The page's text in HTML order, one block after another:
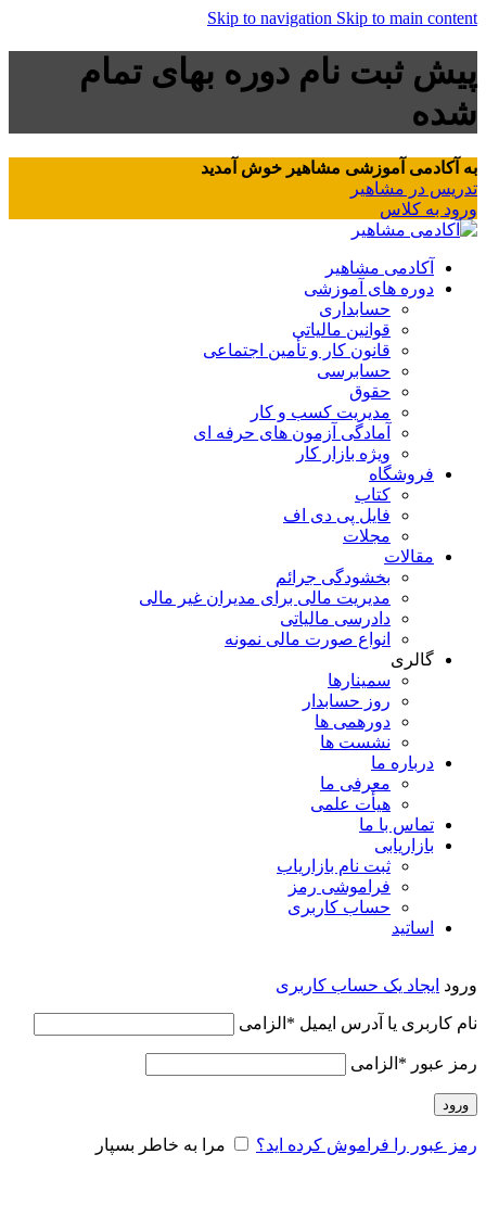
Skip to navigation Skip to main content
پیش ثبت نام دوره بهای تمام
شده
به آکادمی آموزشی مشاهیر خوش آمدید
تدریس در مشاهیر
ورود به کلاس
آکادمی مشاهیر
دوره های آموزشی
حسابداری
قوانین مالیاتی
قانون کار و تأمین اجتماعی
حسابرسی
حقوق
مدیریت کسب و کار
آمادگی آزمون های حرفه ای
ویژه بازار کار
فروشگاه
کتاب
فایل پی دی اف
مجلات
مقالات
بخشودگی جرائم
مدیریت مالی برای مدیران غیر مالی
دادرسی مالیاتی
انواع صورت مالی نمونه
گالری
سمینارها
روز حسابدار
دورهمی ها
نشست ها
درباره ما
معرفی ما
هیأت علمی
تماس با ما
بازاریابی
ثبت نام بازاریاب
فراموشی رمز
حساب کاربری
اساتید
ورود ایجاد یک حساب کاربری
نام کاربری یا آدرس ایمیل * الزامی
رمز عبور * الزامی
ورود
رمز عبور را فراموش کرده اید؟ مرا به خاطر بسپار